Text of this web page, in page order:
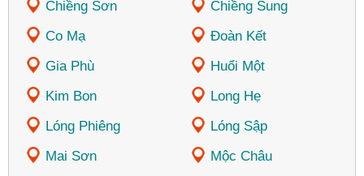
Chiềng Sơn
Chiềng Sung
Co Mạ
Đoàn Kết
Gia Phù
Huổi Một
Kim Bon
Long Hẹ
Lóng Phiêng
Lóng Sập
Mai Sơn
Mộc Châu